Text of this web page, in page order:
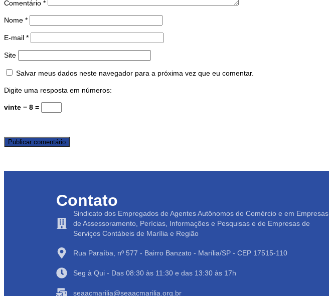
Comentário *
Nome *
E-mail *
Site
Salvar meus dados neste navegador para a próxima vez que eu comentar.
Digite uma resposta em números:
vinte − 8 =
Contato
Sindicato dos Empregados de Agentes Autônomos do Comércio e em Empresas
de Assessoramento, Perícias, Informações e Pesquisas e de Empresas de
Serviços Contábeis de Marília e Região
Rua Paraíba, nº 577 - Bairro Banzato - Marília/SP - CEP 17515-110
Seg à Qui - Das 08:30 às 11:30 e das 13:30 às 17h
seaacmarilia@seaacmarilia.org.br